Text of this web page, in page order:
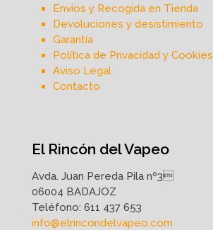
Envíos y Recogida en Tienda
Devoluciones y desistimiento
Garantía
Política de Privacidad y Cookies
Aviso Legal
Contacto
El Rincón del Vapeo
Avda. Juan Pereda Pila nº3
06004 BADAJOZ
Teléfono: 611 437 653
info@elrincondelvapeo.com